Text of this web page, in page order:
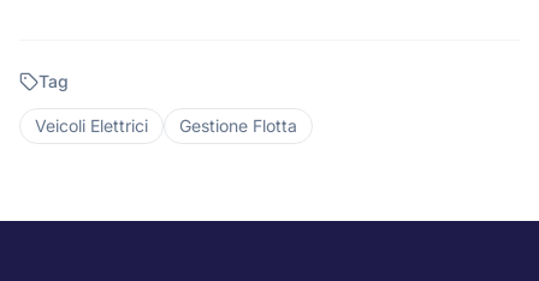
Tag
Veicoli Elettrici Gestione Flotta